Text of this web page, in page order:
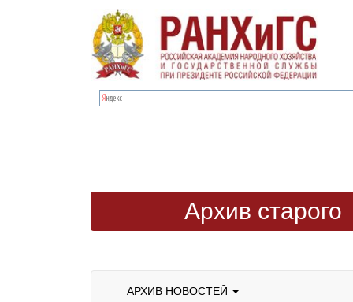
Архив старого
АРХИВ НОВОСТЕЙ